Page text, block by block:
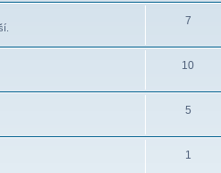
7
10
5
1